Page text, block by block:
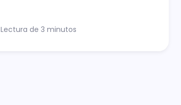
Lectura de 3 minutos